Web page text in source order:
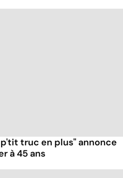
truc en plus" annonce
à 45 ans